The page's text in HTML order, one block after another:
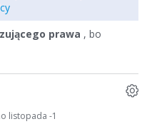
prawa , bo
listopada -1